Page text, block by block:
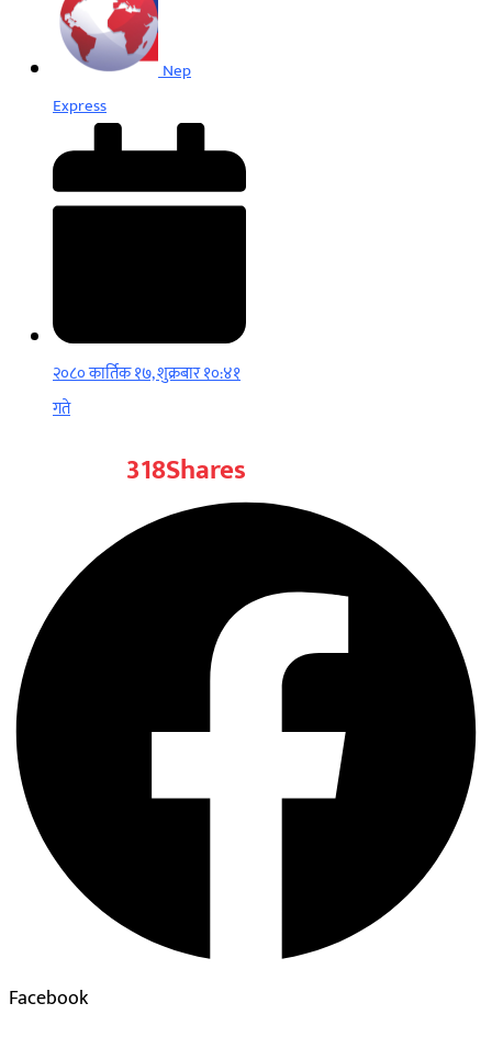
Nep
Express
२०८० कार्तिक १७, शुक्रबार १०:४१
गते
Shares
318
Facebook